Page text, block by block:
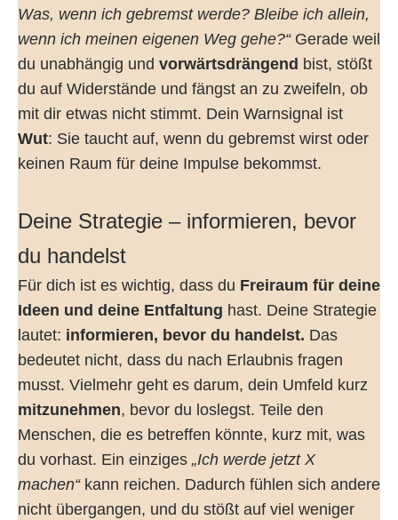
Was, wenn ich gebremst werde? Bleibe ich allein,
wenn ich meinen eigenen Weg gehe?“Gerade weil
du unabhängig und vorwärtsdrängend bist, stößt
du auf Widerstände und fängst an zu zweifeln, ob
mit dir etwas nicht stimmt. Dein Warnsignal ist
Wut: Sie taucht auf, wenn du gebremst wirst oder
keinen Raum für deine Impulse bekommst.
Deine Strategie – informieren, bevor
du handelst
Für dich ist es wichtig, dass du Freiraum für deine
Ideen und deine Entfaltung hast. Deine Strategie
lautet: informieren, bevor du handelst. Das
bedeutet nicht, dass du nach Erlaubnis fragen
musst. Vielmehr geht es darum, dein Umfeld kurz
mitzunehmen, bevor du loslegst. Teile den
Menschen, die es betreffen könnte, kurz mit, was
du vorhast. Ein einziges „Ich werde jetzt X
machen“kann reichen. Dadurch fühlen sich andere
nicht übergangen, und du stößt auf viel weniger